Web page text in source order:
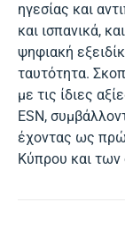
ηγεσίας και
και ισπανικά,
ψηφιακή
ταυτότητα.
με τις ίδιες
ESN,
έχοντας ως
Κύπρου και